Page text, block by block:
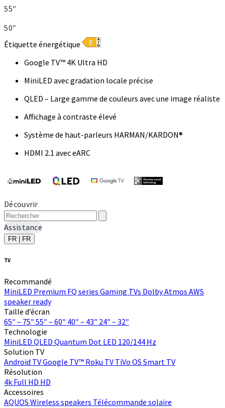
55″
50″
Étiquette énergétique
Google TV™ 4K Ultra HD
MiniLED avec gradation locale précise
QLED – Large gamme de couleurs avec une image réaliste
Affichage à contraste élevé
Système de haut-parleurs HARMAN/KARDON®
HDMI 2.1 avec eARC
Découvrir
Assistance
FR | FR
TV
Recommandé
MiniLED Premium FQ series Gaming TVs Dolby Atmos AWS
speaker ready
Taille d’écran
65″ – 75″ 55″ – 60″ 40″ – 43″ 24″ – 32″
Technologie
MiniLED QLED Quantum Dot LED 120/144 Hz
Solution TV
Android TVGoogle TV™ Roku TV TiVo OS Smart TV
Résolution
4k Full HD HD
Accessoires
AQUOS Wireless speakers Télécommande solaire